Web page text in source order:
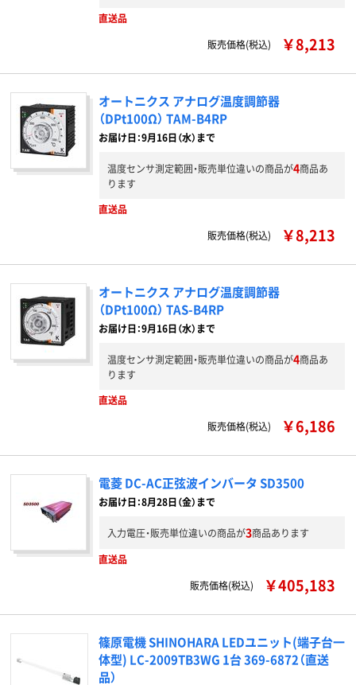
直送品
販売価格(税込)
￥8,213
オートニクス アナログ温度調節器
（DPt100Ω） TAM-B4RP
お届け日：9月16日（水）まで
温度センサ測定範囲・販売単位違いの商品が4商品あ
ります
直送品
販売価格(税込)
￥8,213
オートニクス アナログ温度調節器
（DPt100Ω） TAS-B4RP
お届け日：9月16日（水）まで
温度センサ測定範囲・販売単位違いの商品が4商品あ
ります
直送品
販売価格(税込)
￥6,186
電菱 DC-AC正弦波インバータ SD3500
お届け日：8月28日（金）まで
入力電圧・販売単位違いの商品が3商品あります
直送品
販売価格(税込)
￥405,183
篠原電機 SHINOHARA LEDユニット(端子台一
体型) LC-2009TB3WG 1台 369-6872（直送
品）